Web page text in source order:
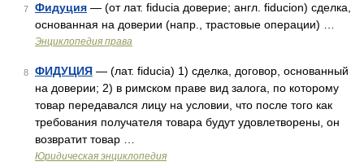
7 Фидуция — (от лат. fiducia доверие; англ. fiducion) сделка,
основанная на доверии (напр., трастовые операции) …
Энциклопедия права
8 ФИДУЦИЯ — (лат. fiducia) 1) сделка, договор, основанный
на доверии; 2) в римском праве вид залога, по которому
товар передавался лицу на условии, что после того как
требования получателя товара будут удовлетворены, он
возвратит товар …
Юридическая энциклопедия